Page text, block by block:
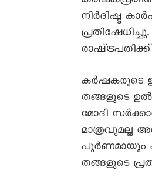
നിർദിഷ്ട
കർഷകരുടെ
തങ്ങളുടെ
മോദി
മാത്രവുമല്ല
പൂർണമായും
തങ്ങളുടെ